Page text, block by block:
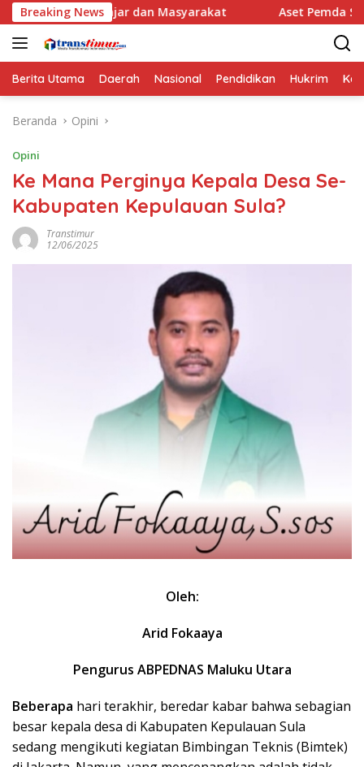
Langsung
ke
konten
Breaking News
dan Masyarakat Aset Pemda Sula Naik Jadi
Berita Utama Daerah Nasional Pendidikan Hukrim
Beranda Opini
Opini
Ke Mana Perginya Kepala Desa Se-
Kabupaten Kepulauan Sula?
Transtimur
12/06/2025
Oleh:
Arid Fokaaya
Pengurus ABPEDNAS Maluku Utara
Beberapa hari terakhir, beredar kabar bahwa sebagian
besar kepala desa di Kabupaten Kepulauan Sula
sedang mengikuti kegiatan Bimbingan Teknis (Bimtek)